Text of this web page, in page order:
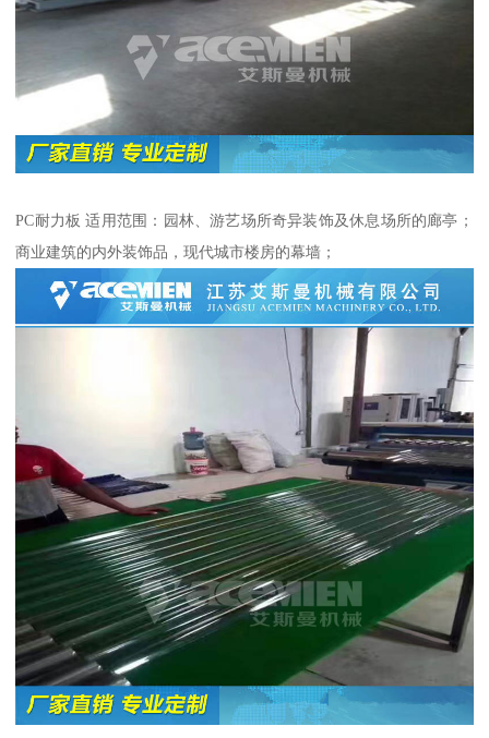
PC耐力板 适用范围：园林、游艺场所奇异装饰及休息场所的廊亭；
商业建筑的内外装饰品，现代城市楼房的幕墙；